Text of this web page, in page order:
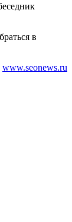
в
www.seonews.ru